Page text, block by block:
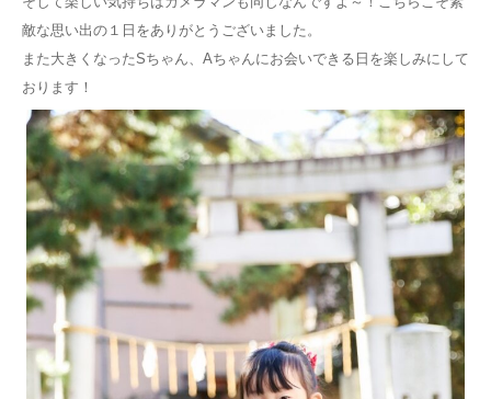
敵な思い出の１日をありがとうございました。
また大きくなったSちゃん、Aちゃんにお会いできる日を楽しみにして
おります！